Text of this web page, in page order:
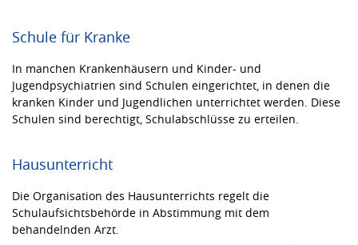
Schule für Kranke
In manchen Krankenhäusern und Kinder- und
Jugendpsychiatrien sind Schulen eingerichtet, in denen die
kranken Kinder und Jugendlichen unterrichtet werden. Diese
Schulen sind berechtigt, Schulabschlüsse zu erteilen.
Hausunterricht
Die Organisation des Hausunterrichts regelt die
Schulaufsichtsbehörde in Abstimmung mit dem
behandelnden Arzt.